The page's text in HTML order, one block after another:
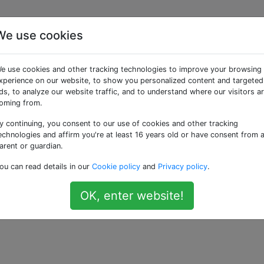
incidono sugli
utilizza più le meta parole chiave nel suo algoritmo di
le meta parole chiave?
use cookies
use cookies and other tracking technologies to improve your browsing
on our website, to show you personalized content and targeted
to analyze our website traffic, and to understand where our visitors
from.
continuing, you consent to our use of cookies and other tracking
and affirm you're at least 16 years old or have consent from a
or guardian.
can read details in our Cookie policy and Privacy policy.
OK, enter website!